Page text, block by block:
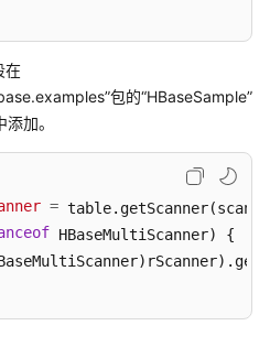
在
包的“HBaseSample”
加。
=
HBaseMultiScanner) {